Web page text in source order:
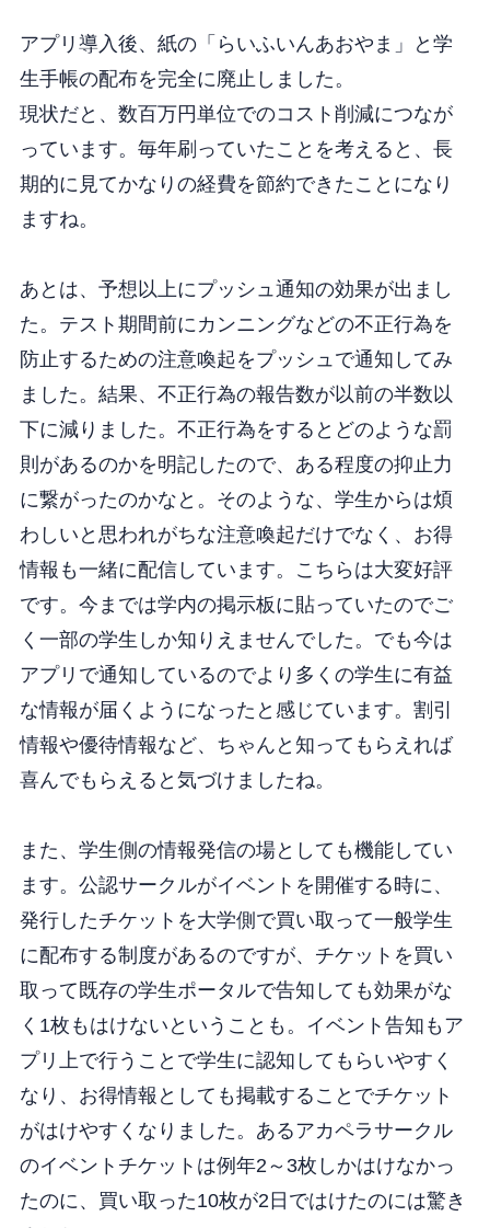
アプリ導入後、紙の「らいふいんあおやま」と学
生手帳の配布を完全に廃止しました。
現状だと、数百万円単位でのコスト削減につなが
っています。毎年刷っていたことを考えると、長
期的に見てかなりの経費を節約できたことになり
ますね。
あとは、予想以上にプッシュ通知の効果が出まし
た。テスト期間前にカンニングなどの不正行為を
防止するための注意喚起をプッシュで通知してみ
ました。結果、不正行為の報告数が以前の半数以
下に減りました。不正行為をするとどのような罰
則があるのかを明記したので、ある程度の抑止力
に繋がったのかなと。そのような、学生からは煩
わしいと思われがちな注意喚起だけでなく、お得
情報も一緒に配信しています。こちらは大変好評
です。今までは学内の掲示板に貼っていたのでご
く一部の学生しか知りえませんでした。でも今は
アプリで通知しているのでより多くの学生に有益
な情報が届くようになったと感じています。割引
情報や優待情報など、ちゃんと知ってもらえれば
喜んでもらえると気づけましたね。
また、学生側の情報発信の場としても機能してい
ます。公認サークルがイベントを開催する時に、
発行したチケットを大学側で買い取って一般学生
に配布する制度があるのですが、チケットを買い
取って既存の学生ポータルで告知しても効果がな
く1枚もはけないということも。イベント告知もア
プリ上で行うことで学生に認知してもらいやすく
なり、お得情報としても掲載することでチケット
がはけやすくなりました。あるアカペラサークル
のイベントチケットは例年2～3枚しかはけなかっ
たのに、買い取った10枚が2日ではけたのには驚き